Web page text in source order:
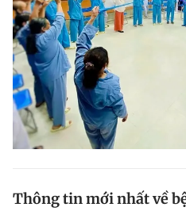
Thông tin mới nhất về